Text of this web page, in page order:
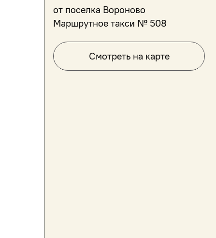
от поселка Вороново
Маршрутное такси № 508
Смотреть на карте